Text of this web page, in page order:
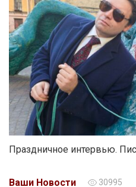
Праздничное интервью.
Ваши Новости 30995